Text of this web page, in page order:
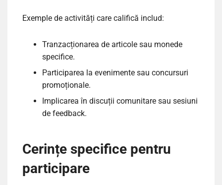
Exemple de activități care califică includ:
Tranzacționarea de articole sau monede
specifice.
Participarea la evenimente sau concursuri
promoționale.
Implicarea în discuții comunitare sau sesiuni
de feedback.
Cerințe specifice pentru
participare